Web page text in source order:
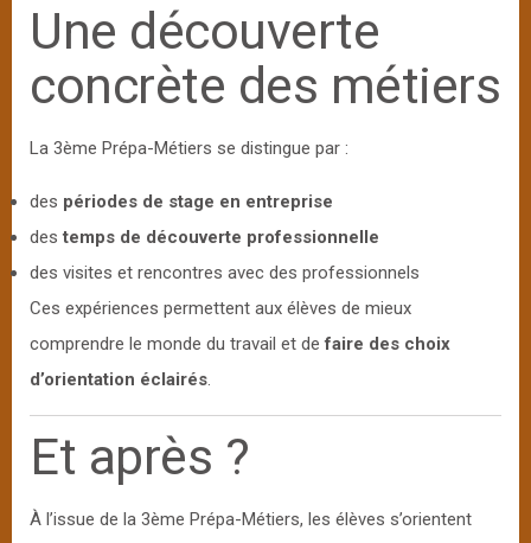
Une découverte
concrète des métiers
La 3ème Prépa-Métiers se distingue par :
des périodes de stage en entreprise
destemps de découverte professionnelle
des visites et rencontres avec des professionnels
Ces expériences permettent aux élèves de mieux
comprendre le monde du travail et defaire des choix
d’orientation éclairés.
Et après ?
À l’issue de la 3ème Prépa-Métiers, les élèves s’orientent